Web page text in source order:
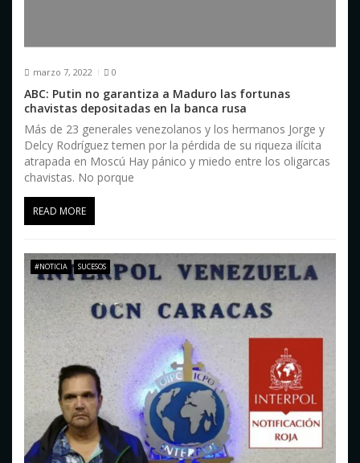
marzo 7, 2022 0
ABC: Putin no garantiza a Maduro las fortunas
chavistas depositadas en la banca rusa
Más de 23 generales venezolanos y los hermanos Jorge y
Delcy Rodríguez temen por la pérdida de su riqueza ilícita
atrapada en Moscú Hay pánico y miedo entre los oligarcas
chavistas. No porque
READ MORE
#NOTICIA SUCESOS